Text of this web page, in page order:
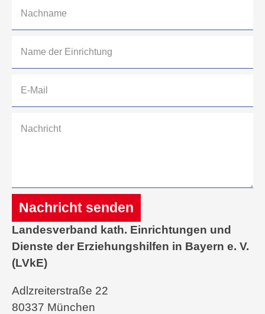
Nachricht senden
Alternative:
Landesverband kath. Einrichtungen und
Dienste der Erziehungshilfen in Bayern e. V.
(LVkE)
Adlzreiterstraße 22
80337 München